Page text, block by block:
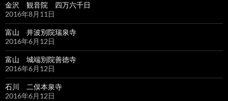
金沢 観音院 四万六千日
2016年8月11日
富山 井波別院瑞泉寺
2016年6月12日
富山 城端別院善徳寺
2016年6月12日
石川 二俣本泉寺
2016年6月12日